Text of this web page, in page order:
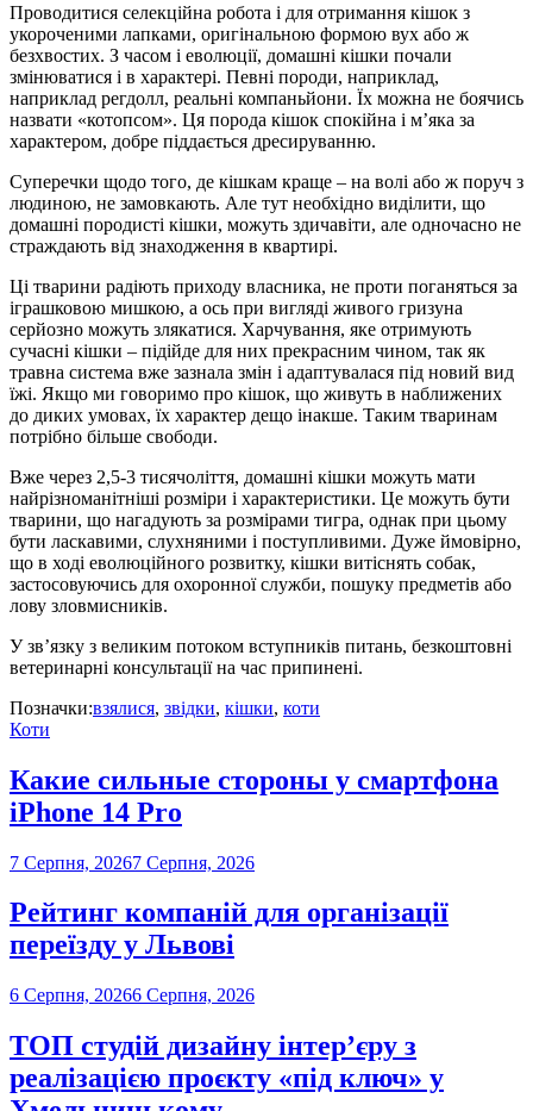
Проводитися селекційна робота і для отримання кішок з
укороченими лапками, оригінальною формою вух або ж
безхвостих. З часом і еволюції, домашні кішки почали
змінюватися і в характері. Певні породи, наприклад,
наприклад регдолл, реальні компаньйони. Їх можна не боячись
назвати «котопсом». Ця порода кішок спокійна і м’яка за
характером, добре піддається дресируванню.
Суперечки щодо того, де кішкам краще – на волі або ж поруч з
людиною, не замовкають. Але тут необхідно виділити, що
домашні породисті кішки, можуть здичавіти, але одночасно не
страждають від знаходження в квартирі.
Ці тварини радіють приходу власника, не проти поганяться за
іграшковою мишкою, а ось при вигляді живого гризуна
серйозно можуть злякатися. Харчування, яке отримують
сучасні кішки – підійде для них прекрасним чином, так як
травна система вже зазнала змін і адаптувалася під новий вид
їжі. Якщо ми говоримо про кішок, що живуть в наближених
до диких умовах, їх характер дещо інакше. Таким тваринам
потрібно більше свободи.
Вже через 2,5-3 тисячоліття, домашні кішки можуть мати
найрізноманітніші розміри і характеристики. Це можуть бути
тварини, що нагадують за розмірами тигра, однак при цьому
бути ласкавими, слухняними і поступливими. Дуже ймовірно,
що в ході еволюційного розвитку, кішки витіснять собак,
застосовуючись для охоронної служби, пошуку предметів або
лову зловмисників.
У зв’язку з великим потоком вступників питань, безкоштовні
ветеринарні консультації на час припинені.
Позначки:взялися, звідки, кішки, коти
Коти
Какие сильные стороны у смартфона
iPhone 14 Pro
7 Серпня, 20267 Серпня, 2026
Рейтинг компаній для організації
переїзду у Львові
6 Серпня, 20266 Серпня, 2026
ТОП студій дизайну інтер’єру з
реалізацією проєкту «під ключ» у